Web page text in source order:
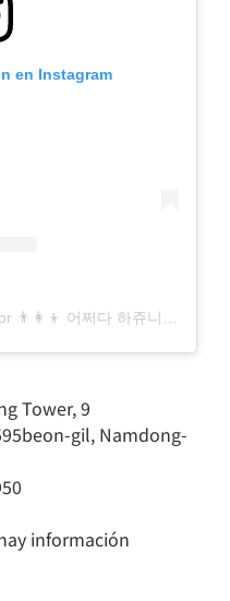
en Instagram
Tower, 9
gil, Namdong-
información